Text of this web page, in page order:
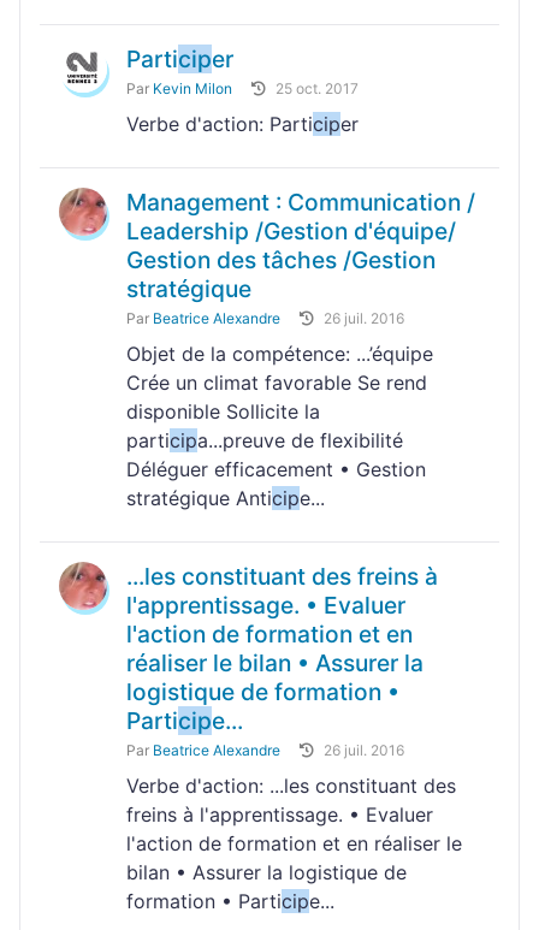
Participer
Par Kevin Milon 25 oct. 2017
Verbe d'action: Participer
Management : Communication /
Leadership /Gestion d'équipe/
Gestion des tâches /Gestion
stratégique
Par Beatrice Alexandre 26 juil. 2016
Objet de la compétence: ...’équipe
Crée un climat favorable Se rend
disponible Sollicite la
participa...preuve de flexibilité
Déléguer efficacement • Gestion
stratégique Anticipe...
...les constituant des freins à
l'apprentissage. • Evaluer
l'action de formation et en
réaliser le bilan • Assurer la
logistique de formation •
Participe...
Par Beatrice Alexandre 26 juil. 2016
Verbe d'action: ...les constituant des
freins à l'apprentissage. • Evaluer
l'action de formation et en réaliser le
bilan • Assurer la logistique de
formation • Participe...